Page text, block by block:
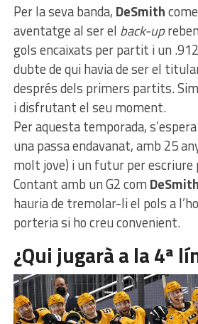
Per la seva banda, DeSmith
aventatge al ser el back-up
gols encaixats per partit i un
dubte de qui havia de ser el
després dels primers partits.
i disfrutant el seu moment.
Per aquesta temporada,
una passa endavanat, amb 25
molt jove) i un futur per escriure
Contant amb un G2 com
hauria de tremolar-li el pols a
porteria si ho creu convenient.
¿Qui jugarà a la 4ª